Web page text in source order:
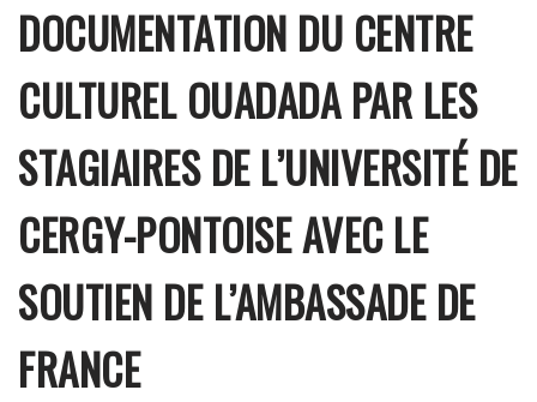
DOCUMENTATION DU CENTRE
CULTUREL OUADADA PAR LES
STAGIAIRES DE L’UNIVERSITÉ DE
CERGY-PONTOISE AVEC LE
SOUTIEN DE L’AMBASSADE DE
FRANCE